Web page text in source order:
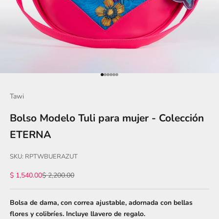
Ir al artículo 1
Ir al artículo 2
Ir al artículo 3
Ir al artículo 4
Ir al artículo 5
Ir al artículo 6
Tawi
Bolso Modelo Tuli para mujer - Colección
ETERNA
SKU: RPTWBUERAZUT
Precio de oferta
$ 1,540.00Precio normal
$ 2,200.00
Bolsa de dama, con correa ajustable, adornada con bellas
flores y colibríes. Incluye llavero de regalo.